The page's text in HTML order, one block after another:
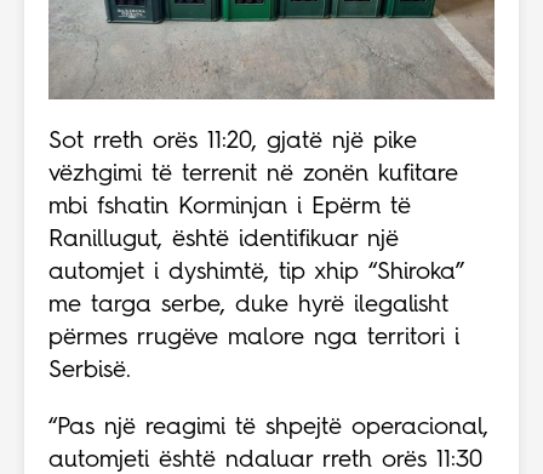
Sot rreth orës 11:20, gjatë një pike
vëzhgimi të terrenit në zonën kufitare
mbi fshatin Korminjan i Epërm të
Ranillugut, është identifikuar një
automjet i dyshimtë, tip xhip “Shiroka”
me targa serbe, duke hyrë ilegalisht
përmes rrugëve malore nga territori i
Serbisë.
“Pas një reagimi të shpejtë operacional,
automjeti është ndaluar rreth orës 11:30